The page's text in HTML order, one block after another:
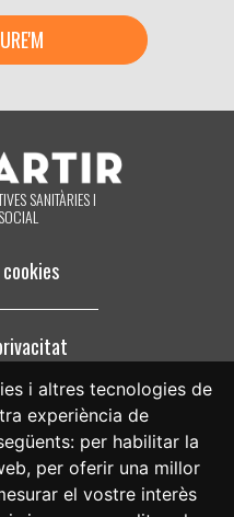
i altres tecnologies de
experiència de
per habilitar la
, per oferir una millor
el vostre interès
el seu consentiment per
personals, rectificar els
supressió quan aquests ja no
la seva informació d'acord amb
peu de pàgina de qualsevol
part, o posant-se en contacte
compartir@fespriu.org.
SANITÀRIES I